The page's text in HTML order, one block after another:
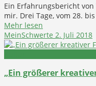
Ein Erfahrungsbericht
mir. Drei Tage, vom 28.
Mehr lesen
MeinSchwerte 2. Juli 2018
„Ein größerer